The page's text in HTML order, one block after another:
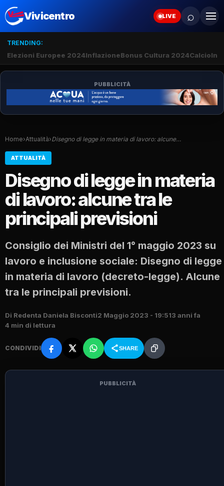
Vivicentro LIVE ⌕
TRENDING:
Elezioni Europee 2024InflazioneBonus Cultura 2024Calcio
PUBBLICITÀ
Home›Attualità›Disegno di legge in materia di lavoro: alcune…
ATTUALITÀ
Disegno di legge in materia
di lavoro: alcune tra le
principali previsioni
Consiglio dei Ministri del 1° maggio 2023 su
lavoro e inclusione sociale: Disegno di legge
in materia di lavoro (decreto-legge). Alcune
tra le principali previsioni.
Di Redenta Daniela Bisconti2 Maggio 2023 - 19:513 anni fa
4 min di lettura
CONDIVIDI SHARE
PUBBLICITÀ